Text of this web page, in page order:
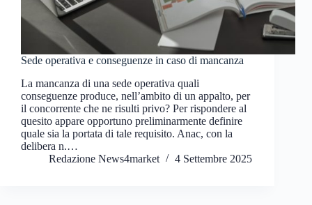
Sede operativa e conseguenze in caso di mancanza
La mancanza di una sede operativa quali
conseguenze produce, nell’ambito di un appalto, per
il concorrente che ne risulti privo? Per rispondere al
quesito appare opportuno preliminarmente definire
quale sia la portata di tale requisito. Anac, con la
delibera n.…
Redazione News4market
4 Settembre 2025